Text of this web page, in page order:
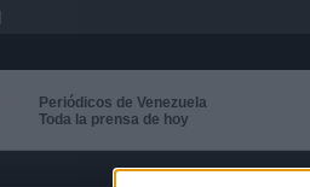
Periódicos de Venezuela
Toda la prensa de hoy